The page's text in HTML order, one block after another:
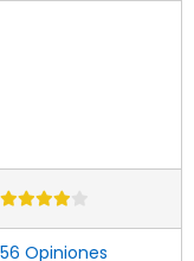
Opiniones